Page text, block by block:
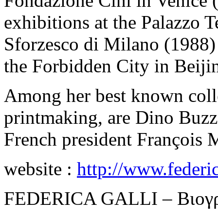
exhibitions at the Palazzo
Sforzesco di Milano
the Forbidden City in
Among her best known
printmaking, are Dino
French president François
website : http://
FEDERICA GALLI –